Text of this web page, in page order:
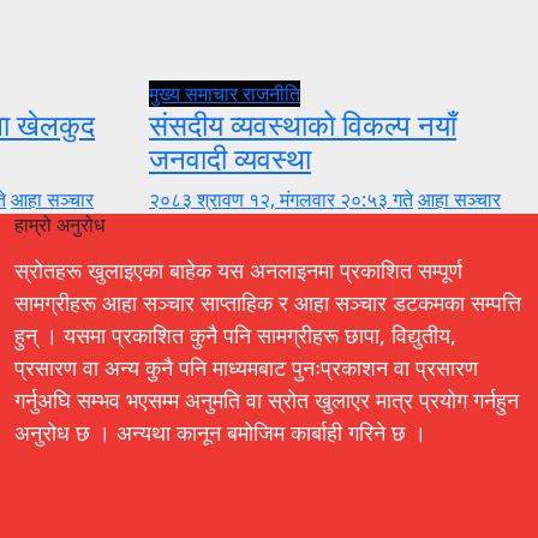
खेलकुद
आहा सञ्चार
मुख्य समाचारराजनीति
संसदीय व्यवस्थाको विकल्प नयाँ
जनवादी व्यवस्था
२०८३ श्रावण १२, मंगलवार २०:५३ गतेआहा सञ्चार
हाम्रो अनुरोध
स्रोतहरू खुलाइएका बाहेक यस अनलाइनमा प्रकाशित सम्पूर्ण
सामग्रीहरू आहा सञ्चार साप्ताहिक र आहा सञ्चार डटकमका सम्पत्ति
हुन् । यसमा प्रकाशित कुनै पनि सामग्रीहरू छापा, विद्युतीय,
प्रसारण वा अन्य कुनै पनि माध्यमबाट पुनःप्रकाशन वा प्रसारण
गर्नुअघि सम्भव भएसम्म अनुमति वा स्रोत खुलाएर मात्र प्रयोग गर्नहुन
अनुरोध छ । अन्यथा कानून बमोजिम कार्बाही गरिने छ ।